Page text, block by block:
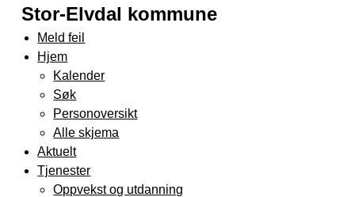
Stor-Elvdal kommune
Meld feil
Hjem
Kalender
Søk
Personoversikt
Alle skjema
Aktuelt
Tjenester
Oppvekst og utdanning